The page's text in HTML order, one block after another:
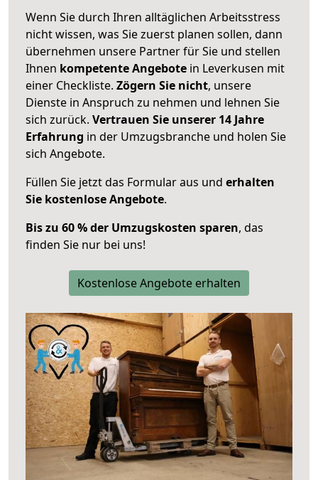
Wenn Sie durch Ihren alltäglichen Arbeitsstress
nicht wissen, was Sie zuerst planen sollen, dann
übernehmen unsere Partner für Sie und stellen
Ihnen kompetente Angebote in Leverkusen mit
einer Checkliste. Zögern Sie nicht, unsere
Dienste in Anspruch zu nehmen und lehnen Sie
sich zurück. Vertrauen Sie unserer 14 Jahre
Erfahrung in der Umzugsbranche und holen Sie
sich Angebote.
Füllen Sie jetzt das Formular aus und erhalten
Sie kostenlose Angebote.
Bis zu 60 % der Umzugskosten sparen, das
finden Sie nur bei uns!
Kostenlose Angebote erhalten